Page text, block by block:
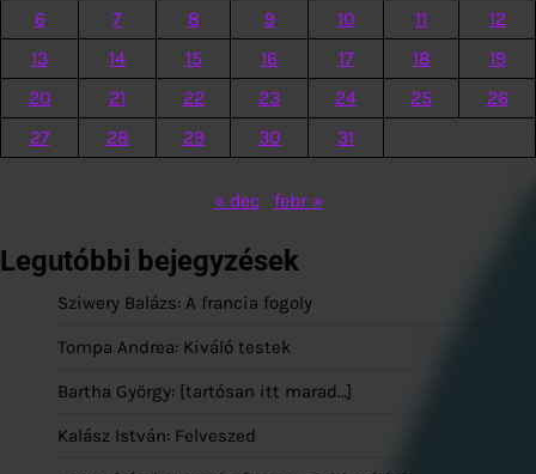
6
7 8 9 10 11
12
13
14 15 16 17 18
19
20
21 22 23 24 25
26
27
28 29 30 31
« dec febr »
Legutóbbi bejegyzések
Sziwery Balázs: A francia fogoly
Tompa Andrea: Kiváló testek
Bartha György: [tartósan itt marad…]
Kalász István: Felveszed